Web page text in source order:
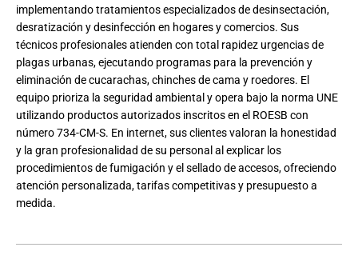
implementando tratamientos especializados de desinsectación,
desratización y desinfección en hogares y comercios. Sus
técnicos profesionales atienden con total rapidez urgencias de
plagas urbanas, ejecutando programas para la prevención y
eliminación de cucarachas, chinches de cama y roedores. El
equipo prioriza la seguridad ambiental y opera bajo la norma UNE
utilizando productos autorizados inscritos en el ROESB con
número 734-CM-S. En internet, sus clientes valoran la honestidad
y la gran profesionalidad de su personal al explicar los
procedimientos de fumigación y el sellado de accesos, ofreciendo
atención personalizada, tarifas competitivas y presupuesto a
medida.